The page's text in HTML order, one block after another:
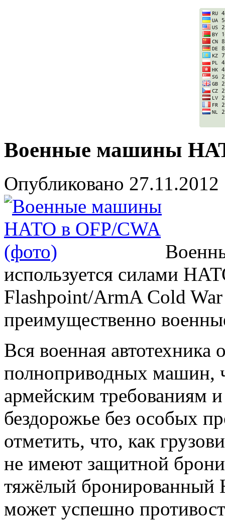
Военные машины
Опубликовано 27.11.2012
используется силами
Flashpoint/ArmA Cold War
преимущественно
Вся военная автотехника
полноприводных машин,
армейским требованиям и
бездорожье без особых
отметить, что, как
не имеют защитной
тяжёлый
может успешно